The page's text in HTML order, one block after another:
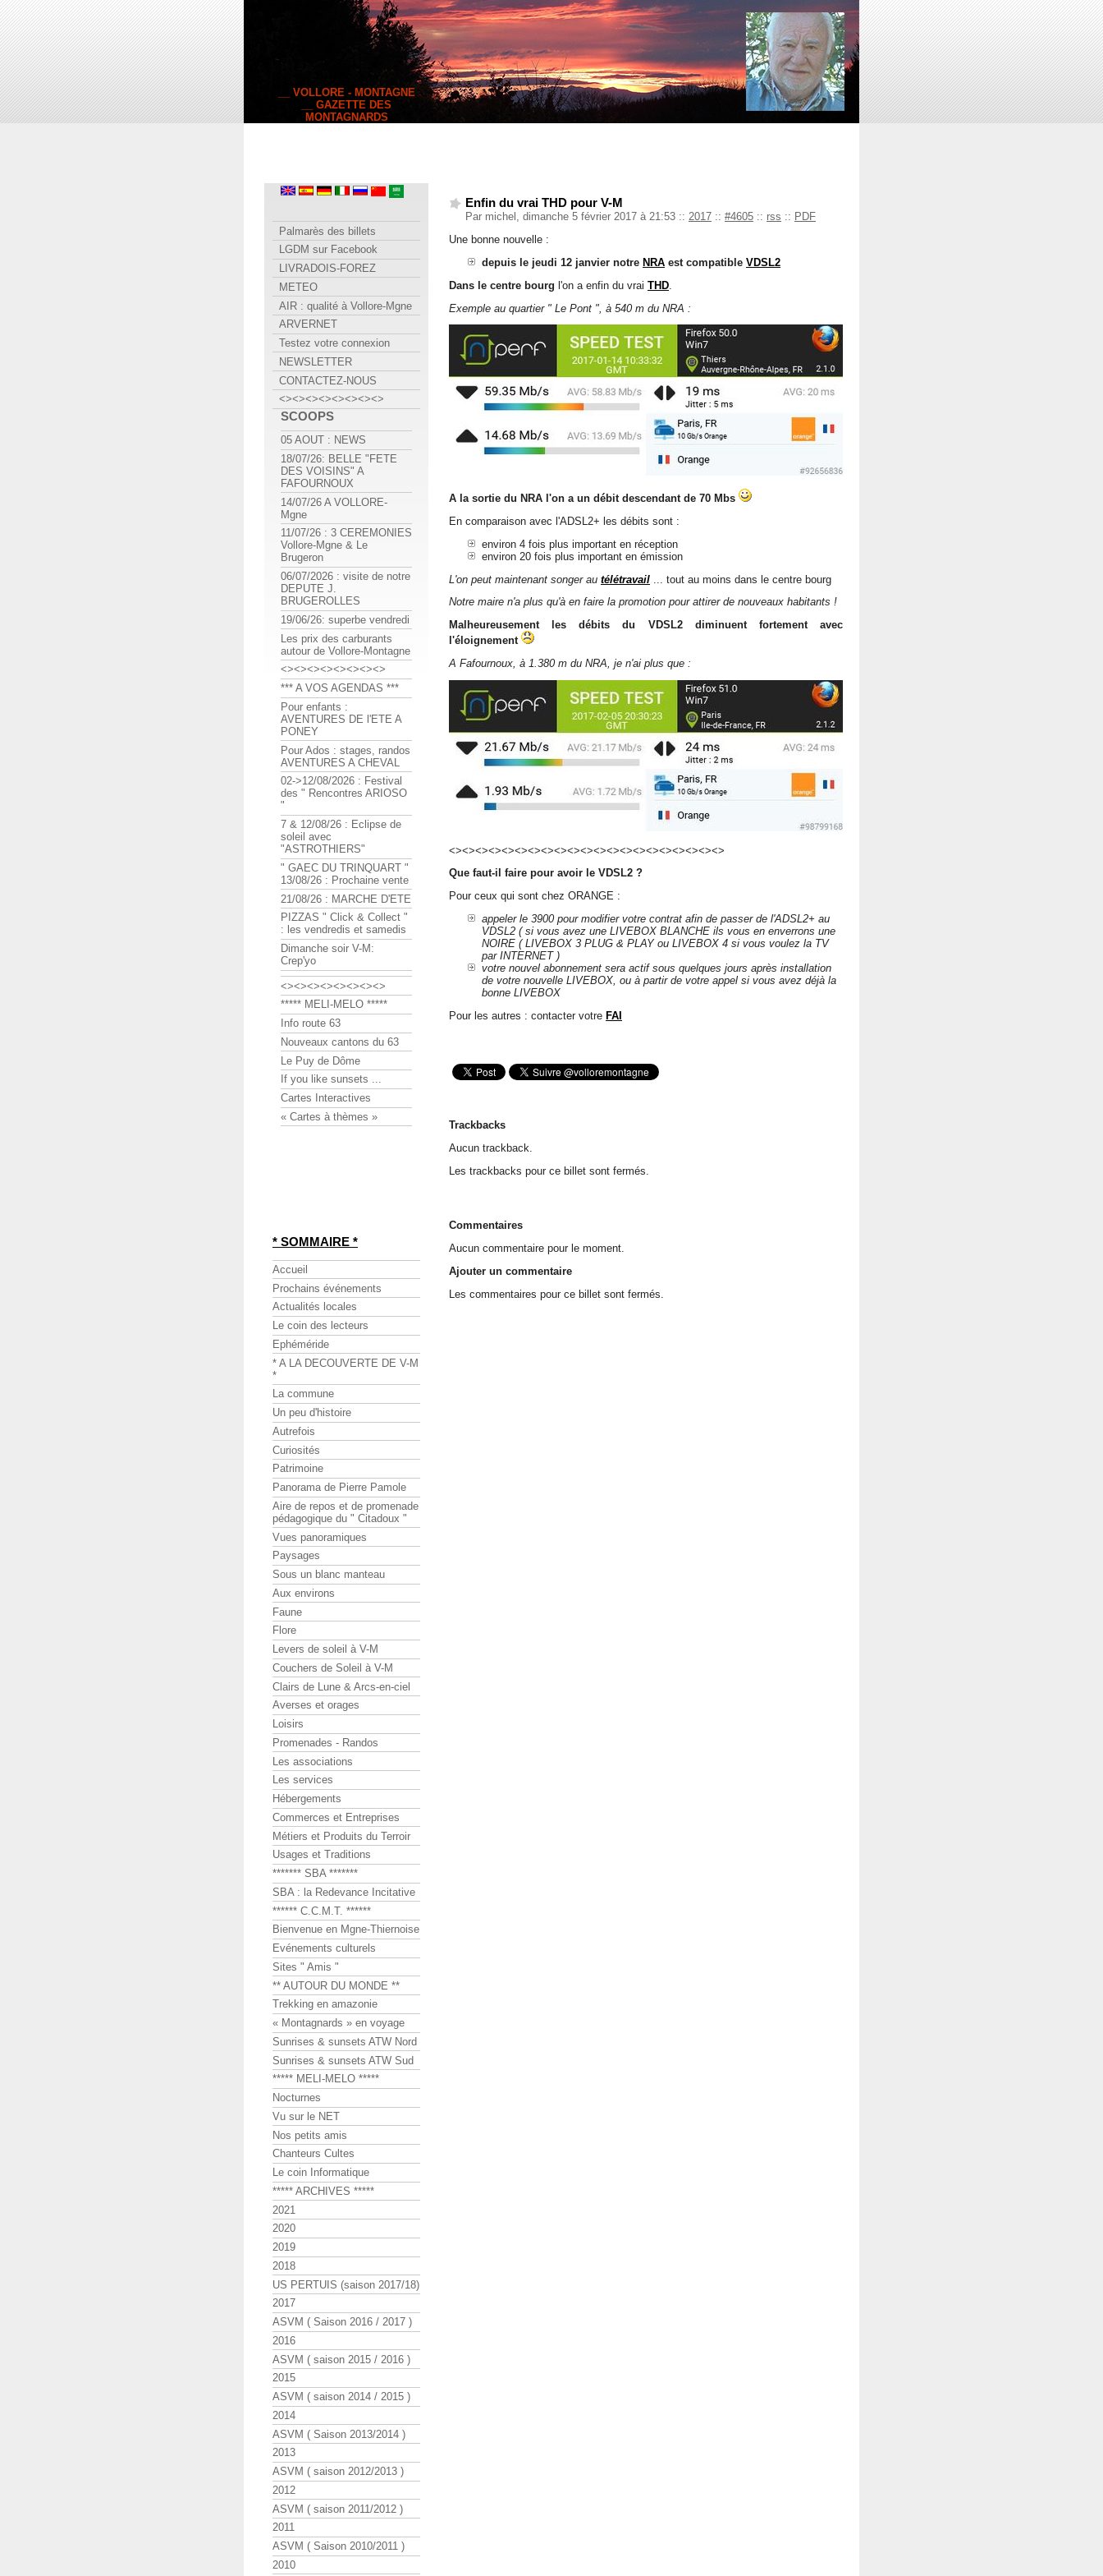
__ VOLLORE - MONTAGNE
__ GAZETTE DES
MONTAGNARDS
Enfin du vrai THD pour V-M
Par michel, dimanche 5 février 2017 à 21:53 :: 2017 :: #4605 :: rss :: PDF
Une bonne nouvelle :
depuis le jeudi 12 janvier notre NRA est compatible VDSL2
Dans le centre bourg l'on a enfin du vrai THD
Exemple au quartier " Le Pont ", à 540 m du NRA :
A la sortie du NRA l'on a un débit descendant de 70 Mbs
En comparaison avec l'ADSL2+ les débits sont :
environ 4 fois plus important en réception
environ 20 fois plus important en émission
L'on peut maintenant songer au télétravail ... tout au moins dans le centre bourg
Notre maire n'a plus qu'à en faire la promotion pour attirer de nouveaux habitants !
Malheureusement les débits du VDSL2 diminuent fortement avec
l'éloignement
A Fafournoux, à 1.380 m du NRA, je n'ai plus que :
<><><><><><><><><><><><><><><><><><><><><>
Que faut-il faire pour avoir le VDSL2 ?
Pour ceux qui sont chez ORANGE :
appeler le 3900 pour modifier votre contrat afin de passer de l'ADSL2+ au
VDSL2 ( si vous avez une LIVEBOX BLANCHE ils vous en enverrons une
NOIRE ( LIVEBOX 3 PLUG & PLAY ou LIVEBOX 4 si vous voulez la TV
par INTERNET )
votre nouvel abonnement sera actif sous quelques jours après installation
de votre nouvelle LIVEBOX, ou à partir de votre appel si vous avez déjà la
bonne LIVEBOX
Pour les autres : contacter votre FAI
Trackbacks
Aucun trackback.
Les trackbacks pour ce billet sont fermés.
Commentaires
Aucun commentaire pour le moment.
Ajouter un commentaire
Les commentaires pour ce billet sont fermés.
Palmarès des billets
LGDM sur Facebook
LIVRADOIS-FOREZ
METEO
AIR : qualité à Vollore-Mgne
ARVERNET
Testez votre connexion
NEWSLETTER
CONTACTEZ-NOUS
<><><><><><><><>
SCOOPS
05 AOUT : NEWS
18/07/26: BELLE "FETE
DES VOISINS" A
FAFOURNOUX
14/07/26 A VOLLORE-
Mgne
11/07/26 : 3 CEREMONIES
Vollore-Mgne & Le
Brugeron
06/07/2026 : visite de notre
DEPUTE J.
BRUGEROLLES
19/06/26: superbe vendredi
Les prix des carburants
autour de Vollore-Montagne
<><><><><><><><>
*** A VOS AGENDAS ***
Pour enfants :
AVENTURES DE l'ETE A
PONEY
Pour Ados : stages, randos
AVENTURES A CHEVAL
02->12/08/2026 : Festival
des " Rencontres ARIOSO
"
7 & 12/08/26 : Eclipse de
soleil avec
"ASTROTHIERS"
" GAEC DU TRINQUART "
13/08/26 : Prochaine vente
21/08/26 : MARCHE D'ETE
PIZZAS " Click & Collect "
: les vendredis et samedis
Dimanche soir V-M:
Crep'yo
<><><><><><><><>
***** MELI-MELO *****
Info route 63
Nouveaux cantons du 63
Le Puy de Dôme
If you like sunsets ...
Cartes Interactives
« Cartes à thèmes »
* SOMMAIRE *
Accueil
Prochains événements
Actualités locales
Le coin des lecteurs
Ephéméride
* A LA DECOUVERTE DE V-M
*
La commune
Un peu d'histoire
Autrefois
Curiosités
Patrimoine
Panorama de Pierre Pamole
Aire de repos et de promenade
pédagogique du " Citadoux "
Vues panoramiques
Paysages
Sous un blanc manteau
Aux environs
Faune
Flore
Levers de soleil à V-M
Couchers de Soleil à V-M
Clairs de Lune & Arcs-en-ciel
Averses et orages
Loisirs
Promenades - Randos
Les associations
Les services
Hébergements
Commerces et Entreprises
Métiers et Produits du Terroir
Usages et Traditions
******* SBA *******
SBA : la Redevance Incitative
****** C.C.M.T. ******
Bienvenue en Mgne-Thiernoise
Evénements culturels
Sites " Amis "
** AUTOUR DU MONDE **
Trekking en amazonie
« Montagnards » en voyage
Sunrises & sunsets ATW Nord
Sunrises & sunsets ATW Sud
***** MELI-MELO *****
Nocturnes
Vu sur le NET
Nos petits amis
Chanteurs Cultes
Le coin Informatique
***** ARCHIVES *****
2021
2020
2019
2018
US PERTUIS (saison 2017/18)
2017
ASVM ( Saison 2016 / 2017 )
2016
ASVM ( saison 2015 / 2016 )
2015
ASVM ( saison 2014 / 2015 )
2014
ASVM ( Saison 2013/2014 )
2013
ASVM ( saison 2012/2013 )
2012
ASVM ( saison 2011/2012 )
2011
ASVM ( Saison 2010/2011 )
2010